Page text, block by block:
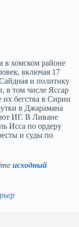
в хомском районе
включая 17
и политику
в том числе Яссар
бегства в Сирии
в Джарамана
ИГ. В Ливане
Исса по ордеру
и суды по
исходный